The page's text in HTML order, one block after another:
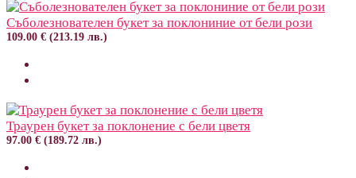
Съболезнователен букет за поклониние от бели рози
109.00 € (213.19 лв.)
Траурен букет за поклонение с бели цветя
97.00 € (189.72 лв.)